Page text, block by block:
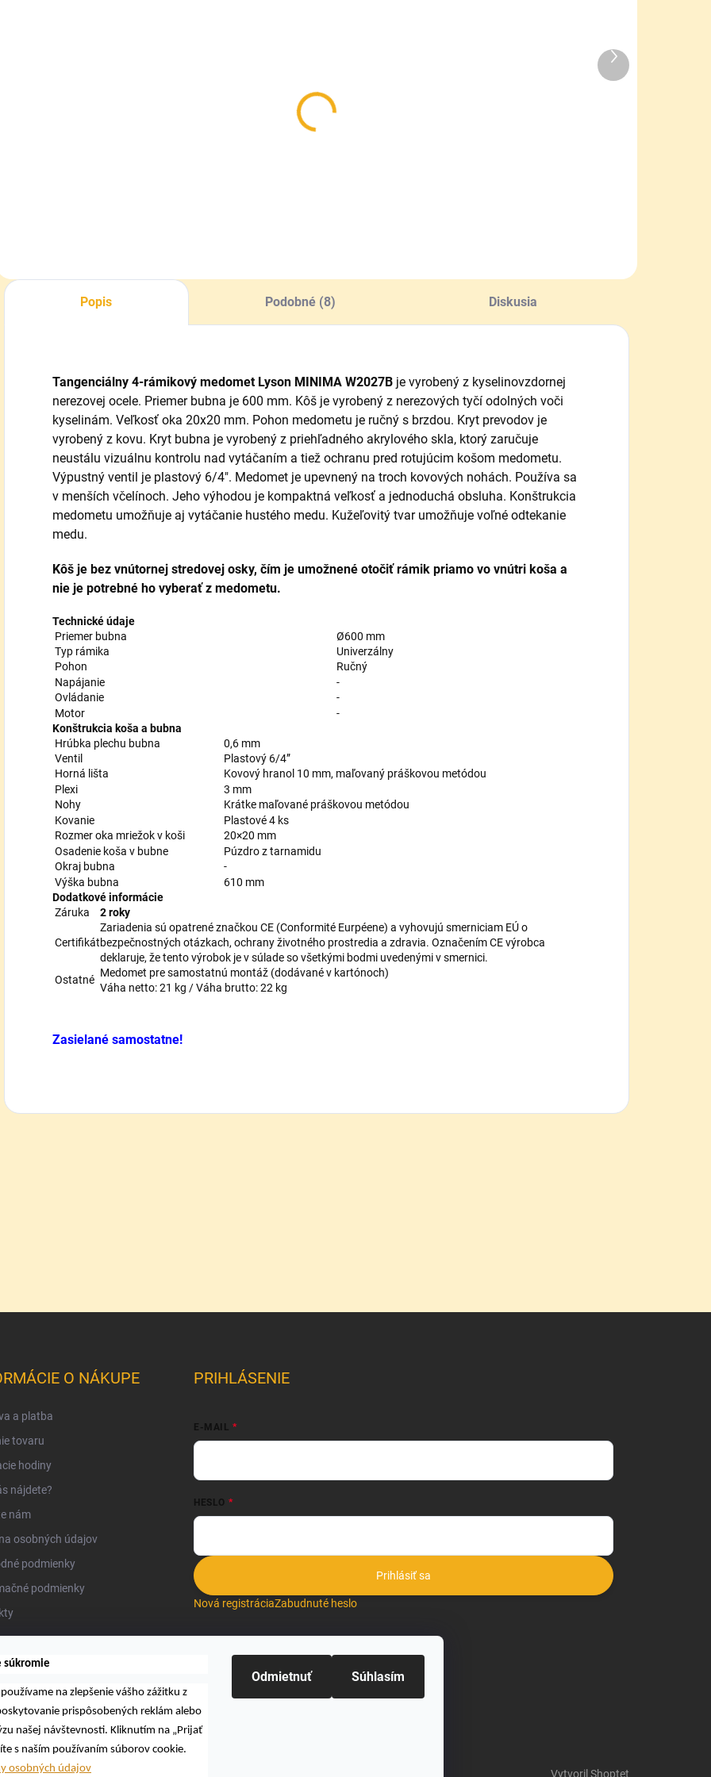
súkromie
na zlepšenie vášho zážitku z
prispôsobených reklám alebo
našej návštevnosti. Kliknutím na „Prijať
s naším používaním súborov cookie.
osobných údajov
Odmietnuť Súhlasím
SKLADOM
Ďalší
produkt
Popis Podobné (8) Diskusia
Tangenciálny 4-rámikový medomet Lyson MINIMA W2027B je vyrobený z kyselinovzdornej
nerezovej ocele. Priemer bubna je 600 mm. Kôš je vyrobený z nerezových tyčí odolných voči
kyselinám. Veľkosť oka 20x20 mm. Pohon medometu je ručný s brzdou. Kryt prevodov je
vyrobený z kovu. Kryt bubna je vyrobený z priehľadného akrylového skla, ktorý zaručuje
neustálu vizuálnu kontrolu nad vytáčaním a tiež ochranu pred rotujúcim košom medometu.
Výpustný ventil je plastový 6/4". Medomet je upevnený na troch kovových nohách. Používa sa
v menších včelínoch. Jeho výhodou je kompaktná veľkosť a jednoduchá obsluha. Konštrukcia
medometu umožňuje aj vytáčanie hustého medu. Kužeľovitý tvar umožňuje voľné odtekanie
medu.
Kôš je bez vnútornej stredovej osky, čím je umožnené otočiť rámik priamo vo vnútri koša a
nie je potrebné ho vyberať z medometu.
Technické údaje
Priemer bubna
Ø600 mm
Typ rámika
Univerzálny
Pohon
Ručný
Napájanie
-
Ovládanie
-
Motor
-
Konštrukcia koša a bubna
Hrúbka plechu bubna
0,6 mm
Ventil
Plastový 6/4”
Horná lišta
Kovový hranol 10 mm, maľovaný práškovou metódou
Plexi
3 mm
Nohy
Krátke maľované práškovou metódou
Kovanie
Plastové 4 ks
Rozmer oka mriežok v koši
20×20 mm
Osadenie koša v bubne
Púzdro z tarnamidu
Okraj bubna
-
Výška bubna
610 mm
Dodatkové informácie
Záruka
2 roky
Certifikát
Zariadenia sú opatrené značkou CE (Conformité Eurpéene) a vyhovujú smerniciam EÚ o
bezpečnostných otázkach, ochrany životného prostredia a zdravia. Označením CE výrobca
deklaruje, že tento výrobok je v súlade so všetkými bodmi uvedenými v smernici.
Ostatné
Medomet pre samostatnú montáž (dodávané v kartónoch)
Váha netto: 21 kg / Váha brutto: 22 kg
Zasielané samostatne!
O NÁKUPE
a platba
tovaru
hodiny
nájdete?
nám
osobných údajov
podmienky
podmienky
PRIHLÁSENIE
E-MAIL
HESLO
Prihlásiť sa
Nová registráciaZabudnuté heslo
Hľadať
Vytvoril Shoptet
O.K., s.r.o.. Všetky práva vyhradené.